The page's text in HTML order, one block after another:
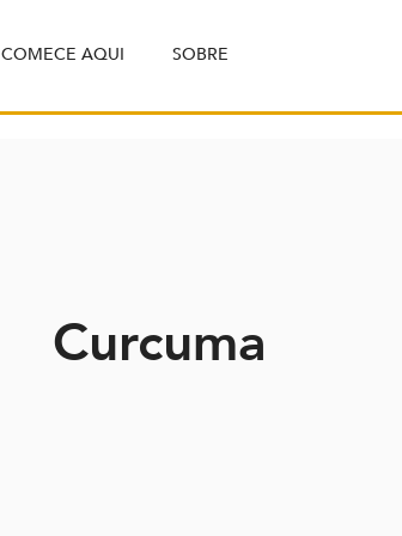
COMECE AQUI SOBRE
Curcuma